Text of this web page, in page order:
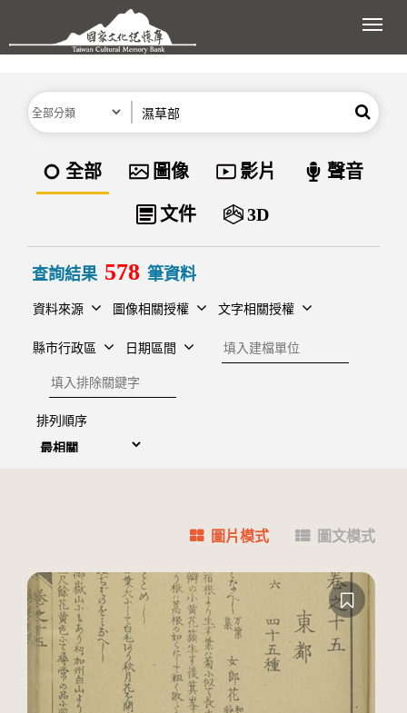
跳到主要內容區塊
展
分類 搜尋
資料類型
全部 圖像 影片 聲音
文件 3D
查詢結果 578 筆資料
資料來源 圖像相關授權 文字相關授權
縣市行政區 日期區間
建檔單位
排除關鍵字
排列順序
圖片模式 圖文模式